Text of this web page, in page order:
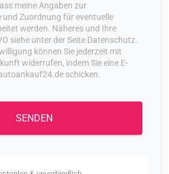
meine Angaben zur
Zuordnung für eventuelle
werden. Näheres und Ihre
siehe unter der Seite Datenschutz.
können Sie jederzeit mit
widerrufen, indem Sie eine E-
schicken.